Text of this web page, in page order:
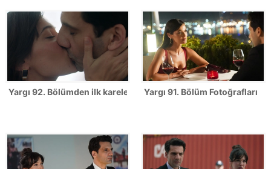
Yargı 92. Bölümden ilk kareler! Yargı 91. Bölüm Fotoğrafları